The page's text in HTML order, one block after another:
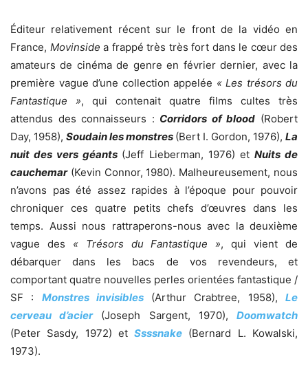
Éditeur relativement récent sur le front de la vidéo en
France, Movinside a frappé très très fort dans le cœur des
amateurs de cinéma de genre en février dernier, avec la
première vague d’une collection appelée « Les trésors du
Fantastique », qui contenait quatre films cultes très
attendus des connaisseurs : Corridors of blood (Robert
Day, 1958), Soudain les monstres (Bert I. Gordon, 1976), La
nuit des vers géants (Jeff Lieberman, 1976) et Nuits de
cauchemar(Kevin Connor, 1980). Malheureusement, nous
n’avons pas été assez rapides à l’époque pour pouvoir
chroniquer ces quatre petits chefs d’œuvres dans les
temps. Aussi nous rattraperons-nous avec la deuxième
vague des « Trésors du Fantastique », qui vient de
débarquer dans les bacs de vos revendeurs, et
comportant quatre nouvelles perles orientées fantastique /
SF : Monstres invisibles(Arthur Crabtree, 1958),Le
cerveau d’acier(Joseph Sargent, 1970),Doomwatch
(Peter Sasdy, 1972) etSsssnake (Bernard L. Kowalski,
1973).